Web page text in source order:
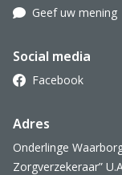
Geef uw mening
Social media
Facebook
Adres
Onderlinge
Zorgverzekeraar”